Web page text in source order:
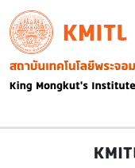
Skip to main content
KMITL
Image